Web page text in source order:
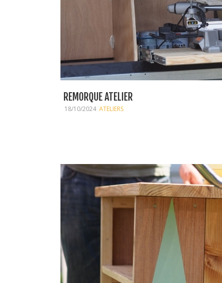
REMORQUE ATELIER
18/10/2024 ATELIERS